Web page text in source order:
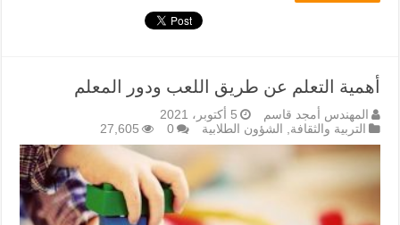
أهمية التعلم عن طريق اللعب ودور المعلم
المهندس أمجد قاسم
5 أكتوبر، 2021
التربية والثقافة, الشؤون الطلابية 0
27,605